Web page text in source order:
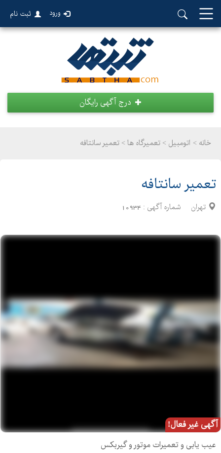
ورود ثبت نام
درج آگهی رایگان
خانه > اتومبیل > تعمیرگاه ها > تعمیر سانتافه
تعمیر سانتافه
تهران شماره آگهی : 10934
آگهی غیر فعال!
عیب یابی و تعمیرات موتور و گیربکس